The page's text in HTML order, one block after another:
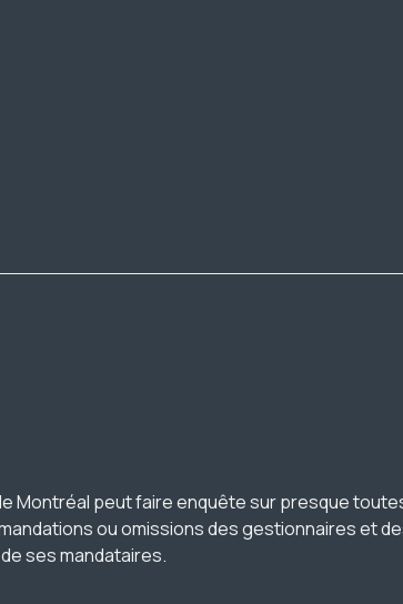
Montréal peut faire enquête sur presque
ou omissions des gestionnaires et
ses mandataires.